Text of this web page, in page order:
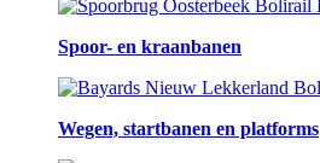
Spoor- en kraanbanen
Wegen, startbanen en platforms